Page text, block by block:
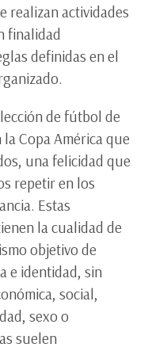
realizan actividades
finalidad
definidas en el
de fútbol de
Copa América que
una felicidad que
repetir en los
Estas
la cualidad de
objetivo de
e identidad, sin
social,
sexo o
suelen